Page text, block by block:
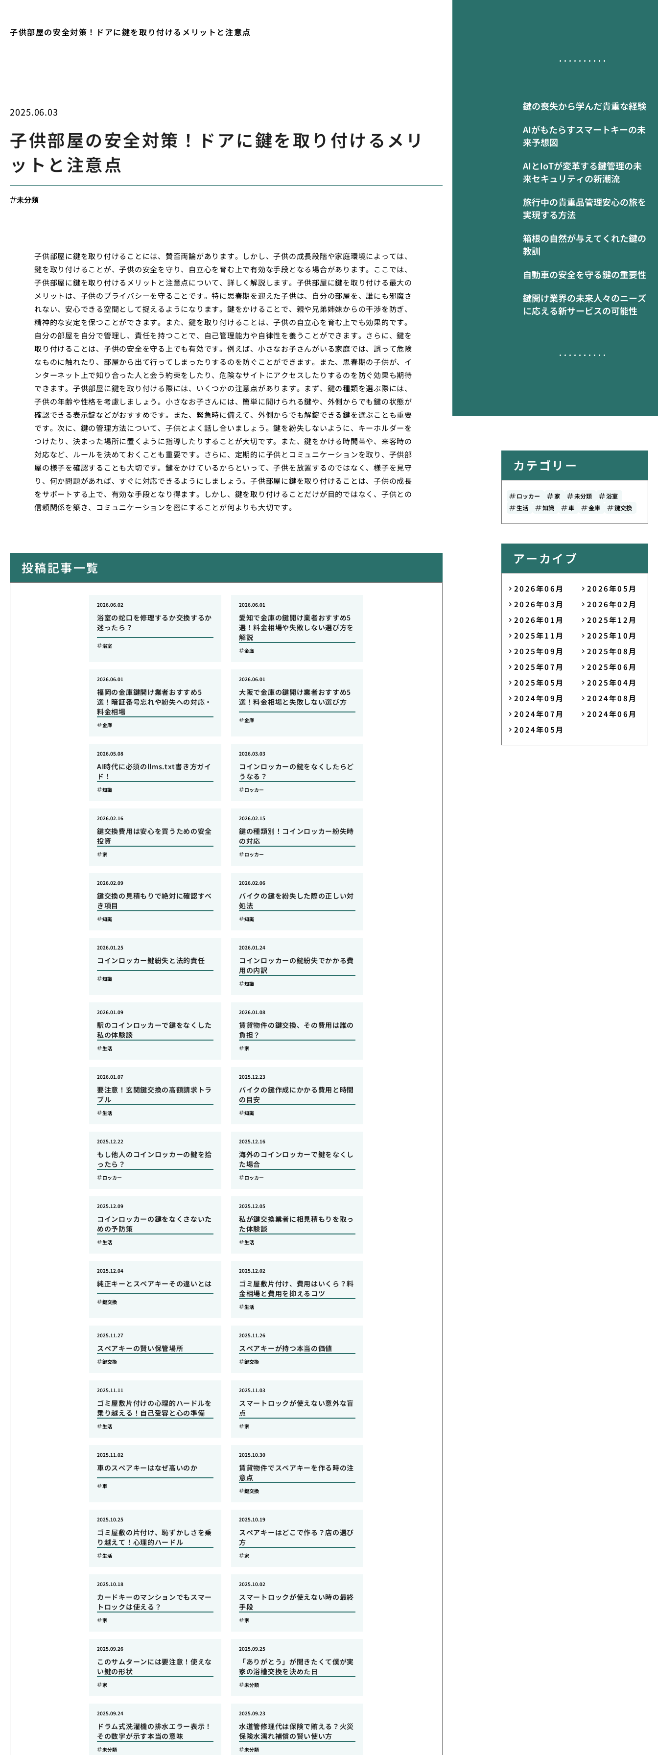
子供部屋の安全対策！ドアに鍵を取り付けるメリットと注意点
鍵の喪失から学んだ貴重な経験
AIがもたらすスマートキーの未
来予想図
AIとIoTが変革する鍵管理の未
来セキュリティの新潮流
旅行中の貴重品管理安心の旅を
実現する方法
箱根の自然が与えてくれた鍵の
教訓
自動車の安全を守る鍵の重要性
鍵開け業界の未来人々のニーズ
に応える新サービスの可能性
2025.06.03
子供部屋の安全対策！ドアに鍵を取り付けるメリ
ットと注意点
未分類
子供部屋に鍵を取り付けることには、賛否両論があります。しかし、子供の成長段階や家庭環境によっては、
鍵を取り付けることが、子供の安全を守り、自立心を育む上で有効な手段となる場合があります。ここでは、
子供部屋に鍵を取り付けるメリットと注意点について、詳しく解説します。子供部屋に鍵を取り付ける最大の
メリットは、子供のプライバシーを守ることです。特に思春期を迎えた子供は、自分の部屋を、誰にも邪魔さ
れない、安心できる空間として捉えるようになります。鍵をかけることで、親や兄弟姉妹からの干渉を防ぎ、
精神的な安定を保つことができます。また、鍵を取り付けることは、子供の自立心を育む上でも効果的です。
自分の部屋を自分で管理し、責任を持つことで、自己管理能力や自律性を養うことができます。さらに、鍵を
取り付けることは、子供の安全を守る上でも有効です。例えば、小さなお子さんがいる家庭では、誤って危険
なものに触れたり、部屋から出て行ってしまったりするのを防ぐことができます。また、思春期の子供が、イ
ンターネット上で知り合った人と会う約束をしたり、危険なサイトにアクセスしたりするのを防ぐ効果も期待
できます。子供部屋に鍵を取り付ける際には、いくつかの注意点があります。まず、鍵の種類を選ぶ際には、
子供の年齢や性格を考慮しましょう。小さなお子さんには、簡単に開けられる鍵や、外側からでも鍵の状態が
確認できる表示錠などがおすすめです。また、緊急時に備えて、外側からでも解錠できる鍵を選ぶことも重要
です。次に、鍵の管理方法について、子供とよく話し合いましょう。鍵を紛失しないように、キーホルダーを
つけたり、決まった場所に置くように指導したりすることが大切です。また、鍵をかける時間帯や、来客時の
対応など、ルールを決めておくことも重要です。さらに、定期的に子供とコミュニケーションを取り、子供部
屋の様子を確認することも大切です。鍵をかけているからといって、子供を放置するのではなく、様子を見守
り、何か問題があれば、すぐに対応できるようにしましょう。子供部屋に鍵を取り付けることは、子供の成長
をサポートする上で、有効な手段となり得ます。しかし、鍵を取り付けることだけが目的ではなく、子供との
信頼関係を築き、コミュニケーションを密にすることが何よりも大切です。
投稿記事一覧
浴室の蛇口を修理するか交換するか
迷ったら？
2026.06.02
浴室
愛知で金庫の鍵開け業者おすすめ5
選！料金相場や失敗しない選び方を
解説
2026.06.01
金庫
福岡の金庫鍵開け業者おすすめ5
選！暗証番号忘れや紛失への対応・
料金相場
2026.06.01
金庫
大阪で金庫の鍵開け業者おすすめ5
選！料金相場と失敗しない選び方
2026.06.01
金庫
AI時代に必須のllms.txt書き方ガイ
ド！
2026.05.08
知識
コインロッカーの鍵をなくしたらど
うなる？
2026.03.03
ロッカー
鍵交換費用は安心を買うための安全
投資
2026.02.16
家
鍵の種類別！コインロッカー紛失時
の対応
2026.02.15
ロッカー
鍵交換の見積もりで絶対に確認すべ
き項目
2026.02.09
知識
バイクの鍵を紛失した際の正しい対
処法
2026.02.06
知識
コインロッカー鍵紛失と法的責任
2026.01.25
知識
コインロッカーの鍵紛失でかかる費
用の内訳
2026.01.24
知識
駅のコインロッカーで鍵をなくした
私の体験談
2026.01.09
生活
賃貸物件の鍵交換、その費用は誰の
負担？
2026.01.08
家
要注意！玄関鍵交換の高額請求トラ
ブル
2026.01.07
生活
バイクの鍵作成にかかる費用と時間
の目安
2025.12.23
知識
もし他人のコインロッカーの鍵を拾
ったら？
2025.12.22
ロッカー
海外のコインロッカーで鍵をなくし
た場合
2025.12.16
ロッカー
コインロッカーの鍵をなくさないた
めの予防策
2025.12.09
生活
私が鍵交換業者に相見積もりを取っ
た体験談
2025.12.05
生活
純正キーとスペアキーその違いとは
2025.12.04
鍵交換
ゴミ屋敷片付け、費用はいくら？料
金相場と費用を抑えるコツ
2025.12.02
生活
スペアキーの賢い保管場所
2025.11.27
鍵交換
スペアキーが持つ本当の価値
2025.11.26
鍵交換
ゴミ屋敷片付けの心理的ハードルを
乗り越える！自己受容と心の準備
2025.11.11
生活
スマートロックが使えない意外な盲
点
2025.11.03
家
車のスペアキーはなぜ高いのか
2025.11.02
車
賃貸物件でスペアキーを作る時の注
意点
2025.10.30
鍵交換
ゴミ屋敷の片付け、恥ずかしさを乗
り越えて！心理的ハードル
2025.10.25
生活
スペアキーはどこで作る？店の選び
方
2025.10.19
家
カードキーのマンションでもスマー
トロックは使える？
2025.10.18
家
スマートロックが使えない時の最終
手段
2025.10.02
家
このサムターンには要注意！使えな
い鍵の形状
2025.09.26
家
「ありがとう」が聞きたくて僕が実
家の浴槽交換を決めた日
2025.09.25
未分類
ドラム式洗濯機の排水エラー表示！
その数字が示す本当の意味
2025.09.24
未分類
水道管修理代は保険で賄える？火災
保険水濡れ補償の賢い使い方
2025.09.23
未分類
カテゴリー
ロッカー 家 未分類
浴室
生活
知識 車 金庫 鍵交換
アーカイブ
2026年06月
2026年05月
2026年03月
2026年02月
2026年01月
2025年12月
2025年11月
2025年10月
2025年09月
2025年08月
2025年07月
2025年06月
2025年05月
2025年04月
2024年09月
2024年08月
2024年07月
2024年06月
2024年05月